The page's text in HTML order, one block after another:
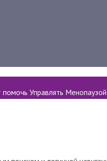
Управлять